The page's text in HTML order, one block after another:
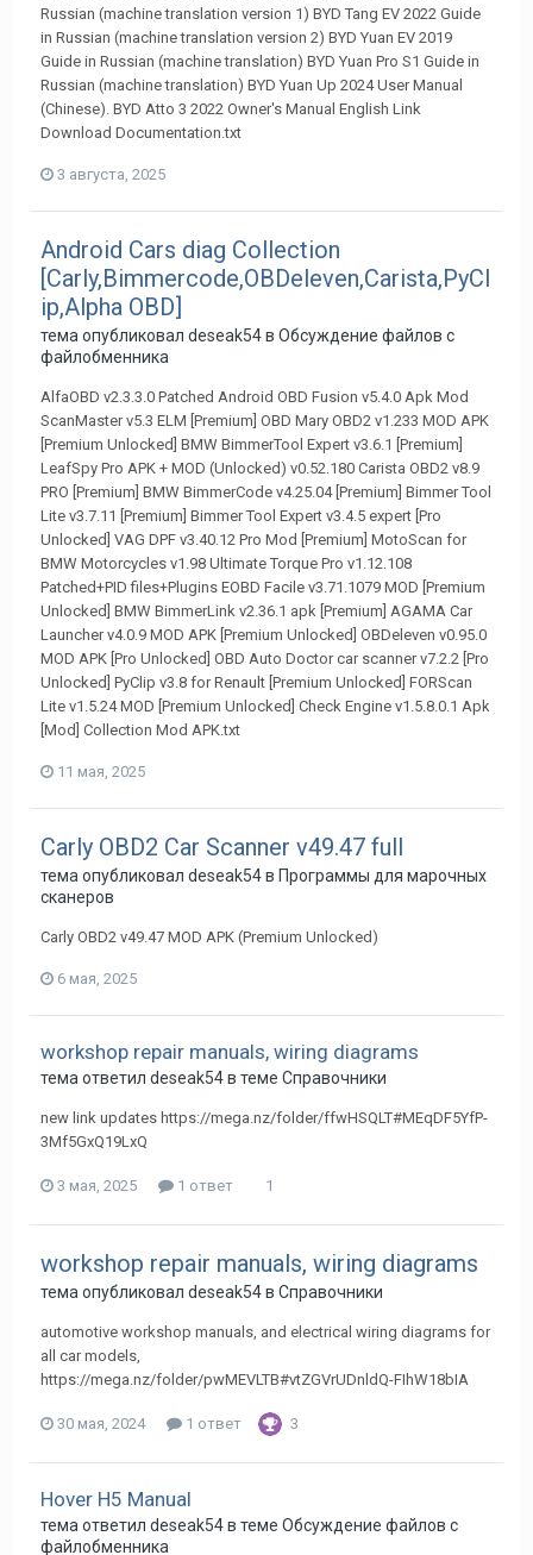
Russian (machine translation version 1) BYD Tang EV 2022 Guide
in Russian (machine translation version 2) BYD Yuan EV 2019
Guide in Russian (machine translation) BYD Yuan Pro S1 Guide in
Russian (machine translation) BYD Yuan Up 2024 User Manual
(Chinese). BYD Atto 3 2022 Owner's Manual English Link
Download Documentation.txt
3 августа, 2025
Android Cars diag Collection
[Carly,Bimmercode,OBDeleven,Carista,PyCl
ip,Alpha OBD]
тема опубликовал deseak54в Обсуждение файлов с
файлобменника
AlfaOBD v2.3.3.0 Patched Android OBD Fusion v5.4.0 Apk Mod
ScanMaster v5.3 ELM [Premium] OBD Mary OBD2 v1.233 MOD APK
[Premium Unlocked] BMW BimmerTool Expert v3.6.1 [Premium]
LeafSpy Pro APK + MOD (Unlocked) v0.52.180 Carista OBD2 v8.9
PRO [Premium] BMW BimmerCode v4.25.04 [Premium] Bimmer Tool
Lite v3.7.11 [Premium] Bimmer Tool Expert v3.4.5 expert [Pro
Unlocked] VAG DPF v3.40.12 Pro Mod [Premium] MotoScan for
BMW Motorcycles v1.98 Ultimate Torque Pro v1.12.108
Patched+PID files+Plugins EOBD Facile v3.71.1079 MOD [Premium
Unlocked] BMW BimmerLink v2.36.1 apk [Premium] AGAMA Car
Launcher v4.0.9 MOD APK [Premium Unlocked] OBDeleven v0.95.0
MOD APK [Pro Unlocked] OBD Auto Doctor car scanner v7.2.2 [Pro
Unlocked] PyClip v3.8 for Renault [Premium Unlocked] FORScan
Lite v1.5.24 MOD [Premium Unlocked] Check Engine v1.5.8.0.1 Apk
[Mod] Collection Mod APK.txt
11 мая, 2025
Carly OBD2 Car Scanner v49.47 full
тема опубликовал deseak54в Программы для марочных
сканеров
Carly OBD2 v49.47 MOD APK (Premium Unlocked)
6 мая, 2025
workshop repair manuals, wiring diagrams
тема ответил deseak54в теме Справочники
new link updates https://mega.nz/folder/ffwHSQLT#MEqDF5YfP-
3Mf5GxQ19LxQ
3 мая, 2025 1 ответ 1
workshop repair manuals, wiring diagrams
тема опубликовал deseak54в Справочники
automotive workshop manuals, and electrical wiring diagrams for
all car models,
https://mega.nz/folder/pwMEVLTB#vtZGVrUDnldQ-FIhW18bIA
30 мая, 2024 1 ответ 3
Hover H5 Manual
тема ответил deseak54в теме Обсуждение файлов с
файлобменника